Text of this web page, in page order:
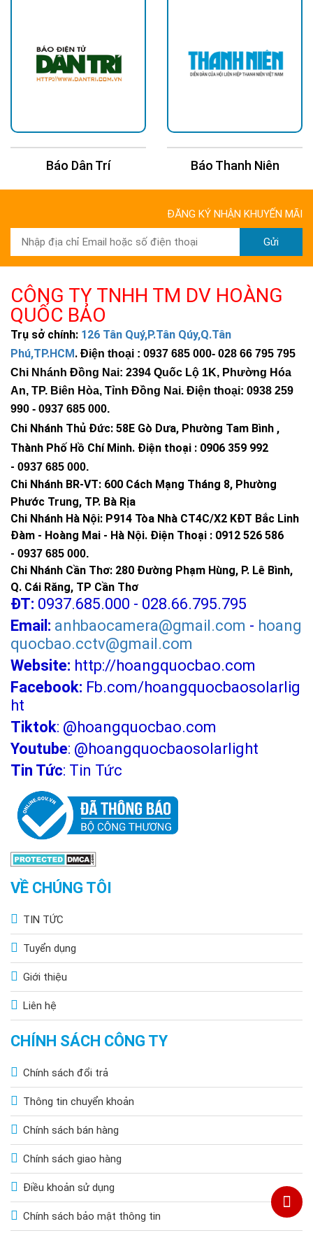
Báo Dân Trí Báo Thanh Niên
ĐĂNG KÝ NHẬN KHUYẾN MÃI
Gửi
CÔNG TY TNHH TM DV HOÀNG
QUỐC BẢO
Trụ sở chính: 126 Tân Quý,P.Tân Qúy,Q.Tân
Phú,TP.HCM. Điện thoại : 0937 685 000- 028 66 795 795
Chi Nhánh Đồng Nai: 2394 Quốc Lộ 1K, Phường Hóa
An, TP. Biên Hòa, Tỉnh Đồng Nai. Điện thoại: 0938 259
990 - 0937 685 000.
Chi Nhánh Thủ Đức: 58E Gò Dưa, Phường Tam Bình ,
Thành Phố Hồ Chí Minh. Điện thoại : 0906 359 992
- 0937 685 000.
Chi Nhánh BR-VT: 600 Cách Mạng Tháng 8, Phường
Phước Trung, TP. Bà Rịa
Chi Nhánh Hà Nội: P914 Tòa Nhà CT4C/X2 KĐT Bắc Linh
Đàm - Hoàng Mai - Hà Nội. Điện Thoại : 0912 526 586
- 0937 685 000.
Chi Nhánh Cần Thơ: 280 Đường Phạm Hùng, P. Lê Bình,
Q. Cái Răng, TP Cần Thơ
ĐT: 0937.685.000 - 028.66.795.795
Email: anhbaocamera@gmail.com - hoang
quocbao.cctv@gmail.com
Website: http://hoangquocbao.com
Facebook: Fb.com/hoangquocbaosolarlig
ht
Tiktok: @hoangquocbao.com
Youtube: @hoangquocbaosolarlight
Tin Tức: Tin Tức
VỀ CHÚNG TÔI
TIN TỨC
Tuyển dụng
Giới thiệu
Liên hệ
CHÍNH SÁCH CÔNG TY
Chính sách đổi trả
Thông tin chuyển khoản
Chính sách bán hàng
Chính sách giao hàng
Điều khoản sử dụng
Chính sách bảo mật thông tin